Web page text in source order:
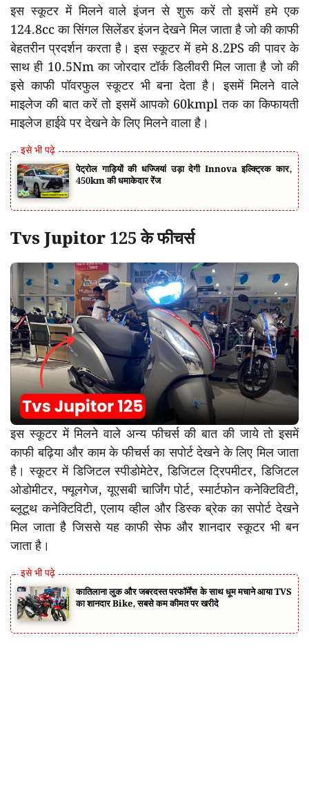
इस स्कूटर में मिलने वाले इंजन से शुरू करें तो इसमें हमे एक
124.8cc का सिंगल सिलेंडर इंजन देखने मिल जाता है जो की काफी
बेहतरीन प्रदर्शन करता है। इस स्कूटर में हमे 8.2PS की पावर के
साथ ही 10.5Nm का जोरदार टॉर्क डिलीवरी मिल जाता है जो की
इसे काफी पॉवरफुल स्कूटर भी बना देता है। इसमें मिलने वाले
माइलेज की बात करें तो इसमें आपको 60kmpl तक का किफायती
माइलेज हाईवे पर देखने के लिए मिलने वाला है।
पेट्रोल गाड़ियों की धज्जियां उड़ा देगी Innova इल्क्ट्रिक कार,
450km की धमाकेदार रेंज
Tvs Jupitor 125 के फीचर्स
इस स्कूटर में मिलने वाले अन्य फीचर्स की बात की जाये तो इसमें
काफी बढ़िया और काम के फीचर्स का सपोर्ट देखने के लिए मिल जाता
है। स्कूटर में डिजिटल स्पीडोमेटेर, डिजिटल ट्रिपमीटर, डिजिटल
ओडोमीटर, फ्यूलगेज, यूएसबी चार्जिंग पोर्ट, स्मार्टफोन कनेक्टिविटी,
ब्लूटूथ कनेक्टिविटी, एलाय व्हील और डिस्क ब्रेक का सपोर्ट देखने
मिल जाता है जिससे यह काफी सेफ और शानदार स्कूटर भी बन
जाता है।
कातिलाना लुक और जबरदस्त परफॉर्मेंस के साथ धूम मचाने आया TVS
का शानदार Bike, सबसे कम कीमत पर खरीदे